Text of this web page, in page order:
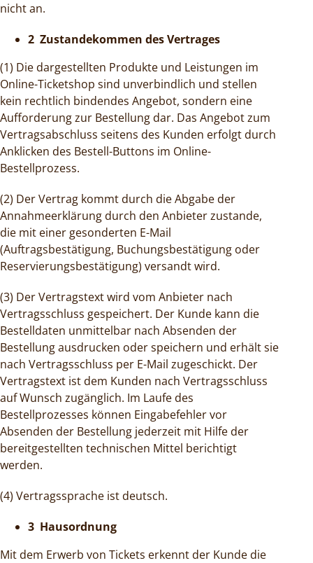
nicht an.
2 Zustandekommen des Vertrages
(1) Die dargestellten Produkte und Leistungen im
Online-Ticketshop sind unverbindlich und stellen
kein rechtlich bindendes Angebot, sondern eine
Aufforderung zur Bestellung dar. Das Angebot zum
Vertragsabschluss seitens des Kunden erfolgt durch
Anklicken des Bestell-Buttons im Online-
Bestellprozess.
(2) Der Vertrag kommt durch die Abgabe der
Annahmeerklärung durch den Anbieter zustande,
die mit einer gesonderten E-Mail
(Auftragsbestätigung, Buchungsbestätigung oder
Reservierungsbestätigung) versandt wird.
(3) Der Vertragstext wird vom Anbieter nach
Vertragsschluss gespeichert. Der Kunde kann die
Bestelldaten unmittelbar nach Absenden der
Bestellung ausdrucken oder speichern und erhält sie
nach Vertragsschluss per E-Mail zugeschickt. Der
Vertragstext ist dem Kunden nach Vertragsschluss
auf Wunsch zugänglich. Im Laufe des
Bestellprozesses können Eingabefehler vor
Absenden der Bestellung jederzeit mit Hilfe der
bereitgestellten technischen Mittel berichtigt
werden.
(4) Vertragssprache ist deutsch.
3 Hausordnung
Mit dem Erwerb von Tickets erkennt der Kunde die